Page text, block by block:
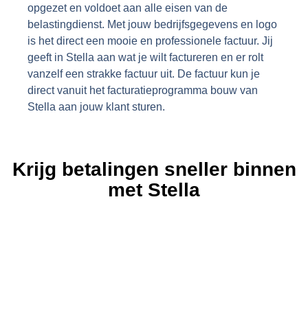
opgezet en voldoet aan alle eisen van de
belastingdienst. Met jouw bedrijfsgegevens en logo
is het direct een mooie en professionele factuur. Jij
geeft in Stella aan wat je wilt factureren en er rolt
vanzelf een strakke factuur uit. De factuur kun je
direct vanuit het facturatieprogramma bouw van
Stella aan jouw klant sturen.
Krijg betalingen sneller binnen
met Stella